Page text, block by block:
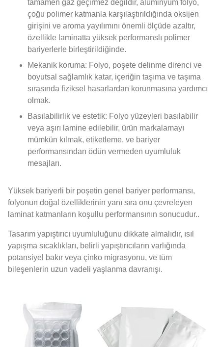
tamamen gaz geçirmez değildir, alüminyum folyo,
çoğu polimer katmanla karşılaştırıldığında oksijen
girişini ve aroma yayılımını önemli ölçüde azaltır,
özellikle laminatta yüksek performanslı polimer
bariyerlerle birleştirildiğinde.
Mekanik koruma: Folyo, poşete delinme direnci ve
boyutsal sağlamlık katar, içeriğin taşıma ve taşıma
sırasında fiziksel hasarlardan korunmasına yardımcı
olmak.
Basılabilirlik ve estetik: Folyo yüzeyleri basılabilir
veya aşırı lamine edilebilir, ürün markalamayı
mümkün kılmak, etiketleme, ve bariyer
performansından ödün vermeden uyumluluk
mesajları.
Yüksek bariyerli bir poşetin genel bariyer performansı,
folyonun doğal özelliklerinin yanı sıra onu çevreleyen
laminat katmanların koşullu performansının sonucudur..
Tasarım yapıştırıcı uyumluluğunu dikkate almalıdır, ısıl
yapışma sıcaklıkları, belirli yapıştırıcıların varlığında
potansiyel bakır veya çinko migrasyonu, ve tüm
bileşenlerin uzun vadeli yaşlanma davranışı.